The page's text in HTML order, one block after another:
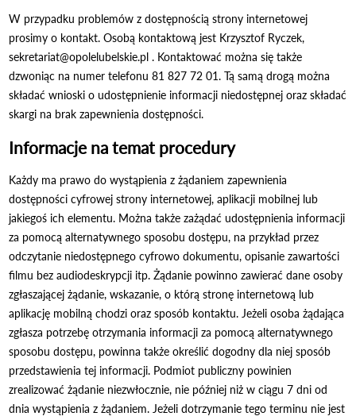
W przypadku problemów z dostępnością strony internetowej
prosimy o kontakt. Osobą kontaktową jest Krzysztof Ryczek,
sekretariat@opolelubelskie.pl . Kontaktować można się także
dzwoniąc na numer telefonu81 827 72 01. Tą samą drogą można
składać wnioski o udostępnienie informacji niedostępnej oraz składać
skargi na brak zapewnienia dostępności.
Informacje na temat procedury
Każdy ma prawo do wystąpienia z żądaniem zapewnienia
dostępności cyfrowej strony internetowej, aplikacji mobilnej lub
jakiegoś ich elementu. Można także zażądać udostępnienia informacji
za pomocą alternatywnego sposobu dostępu, na przykład przez
odczytanie niedostępnego cyfrowo dokumentu, opisanie zawartości
filmu bez audiodeskrypcji itp. Żądanie powinno zawierać dane osoby
zgłaszającej żądanie, wskazanie, o którą stronę internetową lub
aplikację mobilną chodzi oraz sposób kontaktu. Jeżeli osoba żądająca
zgłasza potrzebę otrzymania informacji za pomocą alternatywnego
sposobu dostępu, powinna także określić dogodny dla niej sposób
przedstawienia tej informacji. Podmiot publiczny powinien
zrealizować żądanie niezwłocznie, nie później niż w ciągu 7 dni od
dnia wystąpienia z żądaniem. Jeżeli dotrzymanie tego terminu nie jest